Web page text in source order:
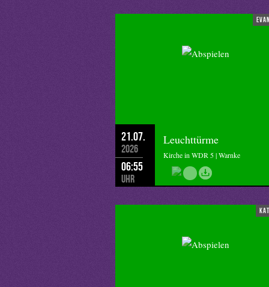
21.07.
2026
06:55
Uhr
Leuchttürme
Kirche in WDR 5 | Warnke